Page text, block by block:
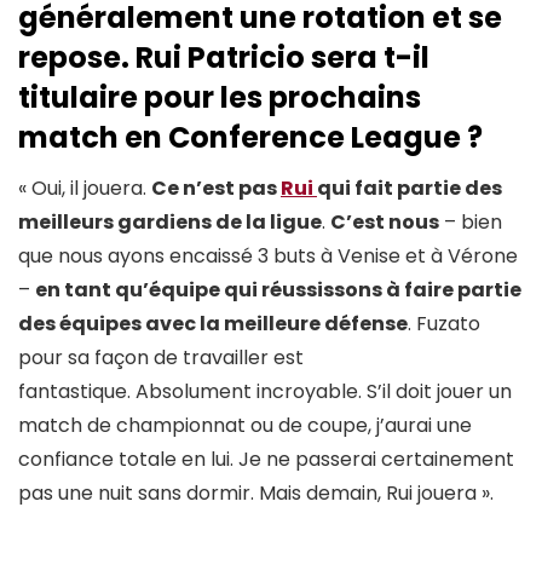
généralement une rotation et se
repose. Rui Patricio sera t-il
titulaire pour les prochains
match en Conference League ?
« Oui, il jouera. Ce n’est pasRui qui fait partie des
meilleurs gardiens de la ligue. C’est nous – bien
que nous ayons encaissé 3 buts à Venise et à Vérone
– en tant qu’équipe qui réussissons à faire partie
des équipes avec la meilleure défense. Fuzato
pour sa façon de travailler est
fantastique. Absolument incroyable. S’il doit jouer un
match de championnat ou de coupe, j’aurai une
confiance totale en lui. Je ne passerai certainement
pas une nuit sans dormir. Mais demain, Rui jouera ».